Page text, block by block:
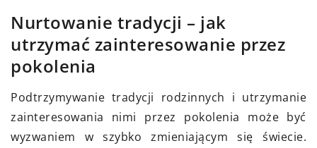
Nurtowanie tradycji – jak
utrzymać zainteresowanie przez
pokolenia
Podtrzymywanie tradycji rodzinnych i utrzymanie
zainteresowania nimi przez pokolenia może być
wyzwaniem w szybko zmieniającym się świecie.